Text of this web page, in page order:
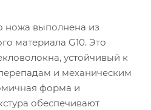
ножа выполнена из
материала G10. Это
устойчивый к
и механическим
форма и
обеспечивают